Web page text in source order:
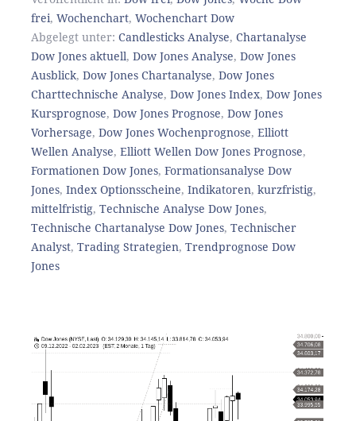
frei, Wochenchart, Wochenchart Dow
Abgelegt unter: Candlesticks Analyse, Chartanalyse
Dow Jones aktuell, Dow Jones Analyse, Dow Jones
Ausblick, Dow Jones Chartanalyse, Dow Jones
Charttechnische Analyse, Dow Jones Index, Dow Jones
Kursprognose, Dow Jones Prognose, Dow Jones
Vorhersage, Dow Jones Wochenprognose, Elliott
Wellen Analyse, Elliott Wellen Dow Jones Prognose,
Formationen Dow Jones, Formationsanalyse Dow
Jones, Index Optionsscheine, Indikatoren, kurzfristig,
mittelfristig, Technische Analyse Dow Jones,
Technische Chartanalyse Dow Jones, Technischer
Analyst, Trading Strategien, Trendprognose Dow
Jones